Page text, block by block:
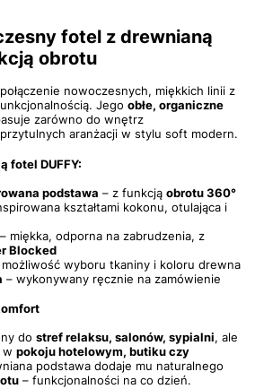
fotel z drewnianą
obrotu
nowoczesnych, miękkich linii z
Jego obłe, organiczne
zarówno do wnętrz
aranżacji w stylu soft modern.
fotel DUFFY:
podstawa – z funkcją obrotu 360°
kształtami kokonu, otulająca i
– miękka, odporna na zabrudzenia, z
Blocked
możliwość wyboru tkaniny i koloru drewna
– wykonywany ręcznie na zamówienie
do stref relaksu, salonów, sypialni, ale
w pokoju hotelowym, butiku czy
podstawa dodaje mu naturalnego
– funkcjonalności na co dzień.